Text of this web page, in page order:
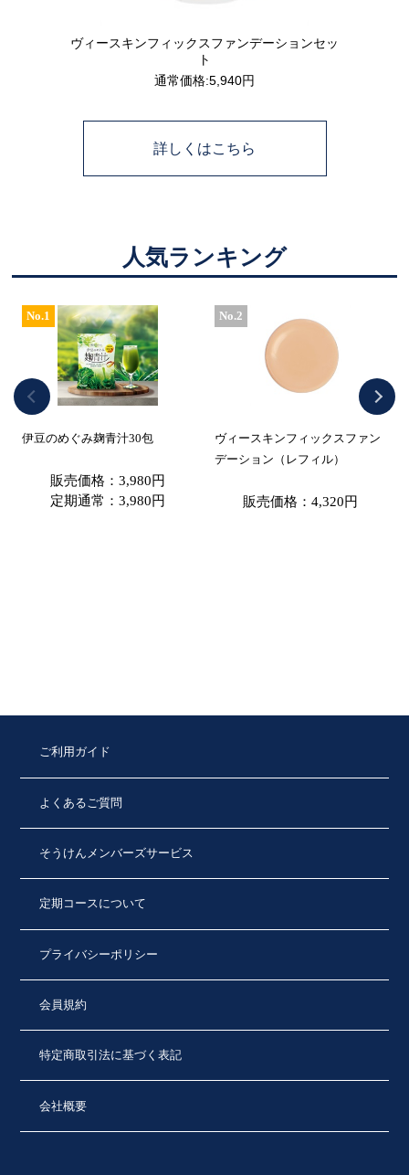
ヴィースキンフィックスファンデーションセッ
ト
通常価格:5,940円
詳しくはこちら
人気ランキング
No.1
伊豆のめぐみ麹青汁30包
販売価格：3,980円
定期通常：3,980円
No.2
ヴィースキンフィックスファン
デーション（レフィル）
販売価格：4,320円
ご利用ガイド
よくあるご質問
そうけんメンバーズサービス
定期コースについて
プライバシーポリシー
会員規約
特定商取引法に基づく表記
会社概要